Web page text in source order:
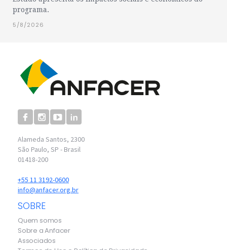
programa.
5/8/2026
Alameda Santos, 2300
São Paulo, SP - Brasil
01418-200
+55 11 3192-0600
info@anfacer.org.br
SOBRE
Quem somos
Sobre a Anfacer
Associados